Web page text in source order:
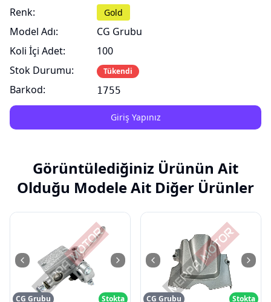
Renk:
Model Adı:
Koli İçi Adet:
Stok Durumu:
Barkod:
Gold
CG Grubu
100
Tükendi
1755
Giriş Yapınız
Görüntülediğiniz Ürünün Ait
Olduğu Modele Ait Diğer Ürünler
CG Grubu
Stokta
CG Grubu
Stokta